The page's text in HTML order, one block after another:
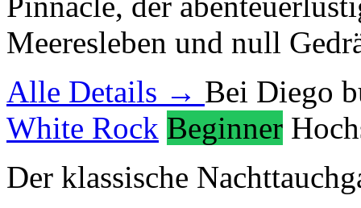
Meeresleben und null
Alle Details → Bei Diego
White Rock Beginner
Der klassische